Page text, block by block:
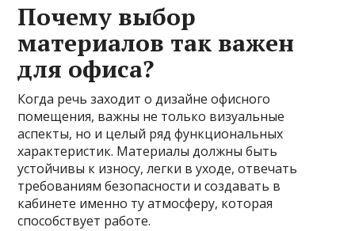
Почему выбор
материалов так важен
для офиса?
Когда речь заходит о дизайне офисного
помещения, важны не только визуальные
аспекты, но и целый ряд функциональных
характеристик. Материалы должны быть
устойчивы к износу, легки в уходе, отвечать
требованиям безопасности и создавать в
кабинете именно ту атмосферу, которая
способствует работе.